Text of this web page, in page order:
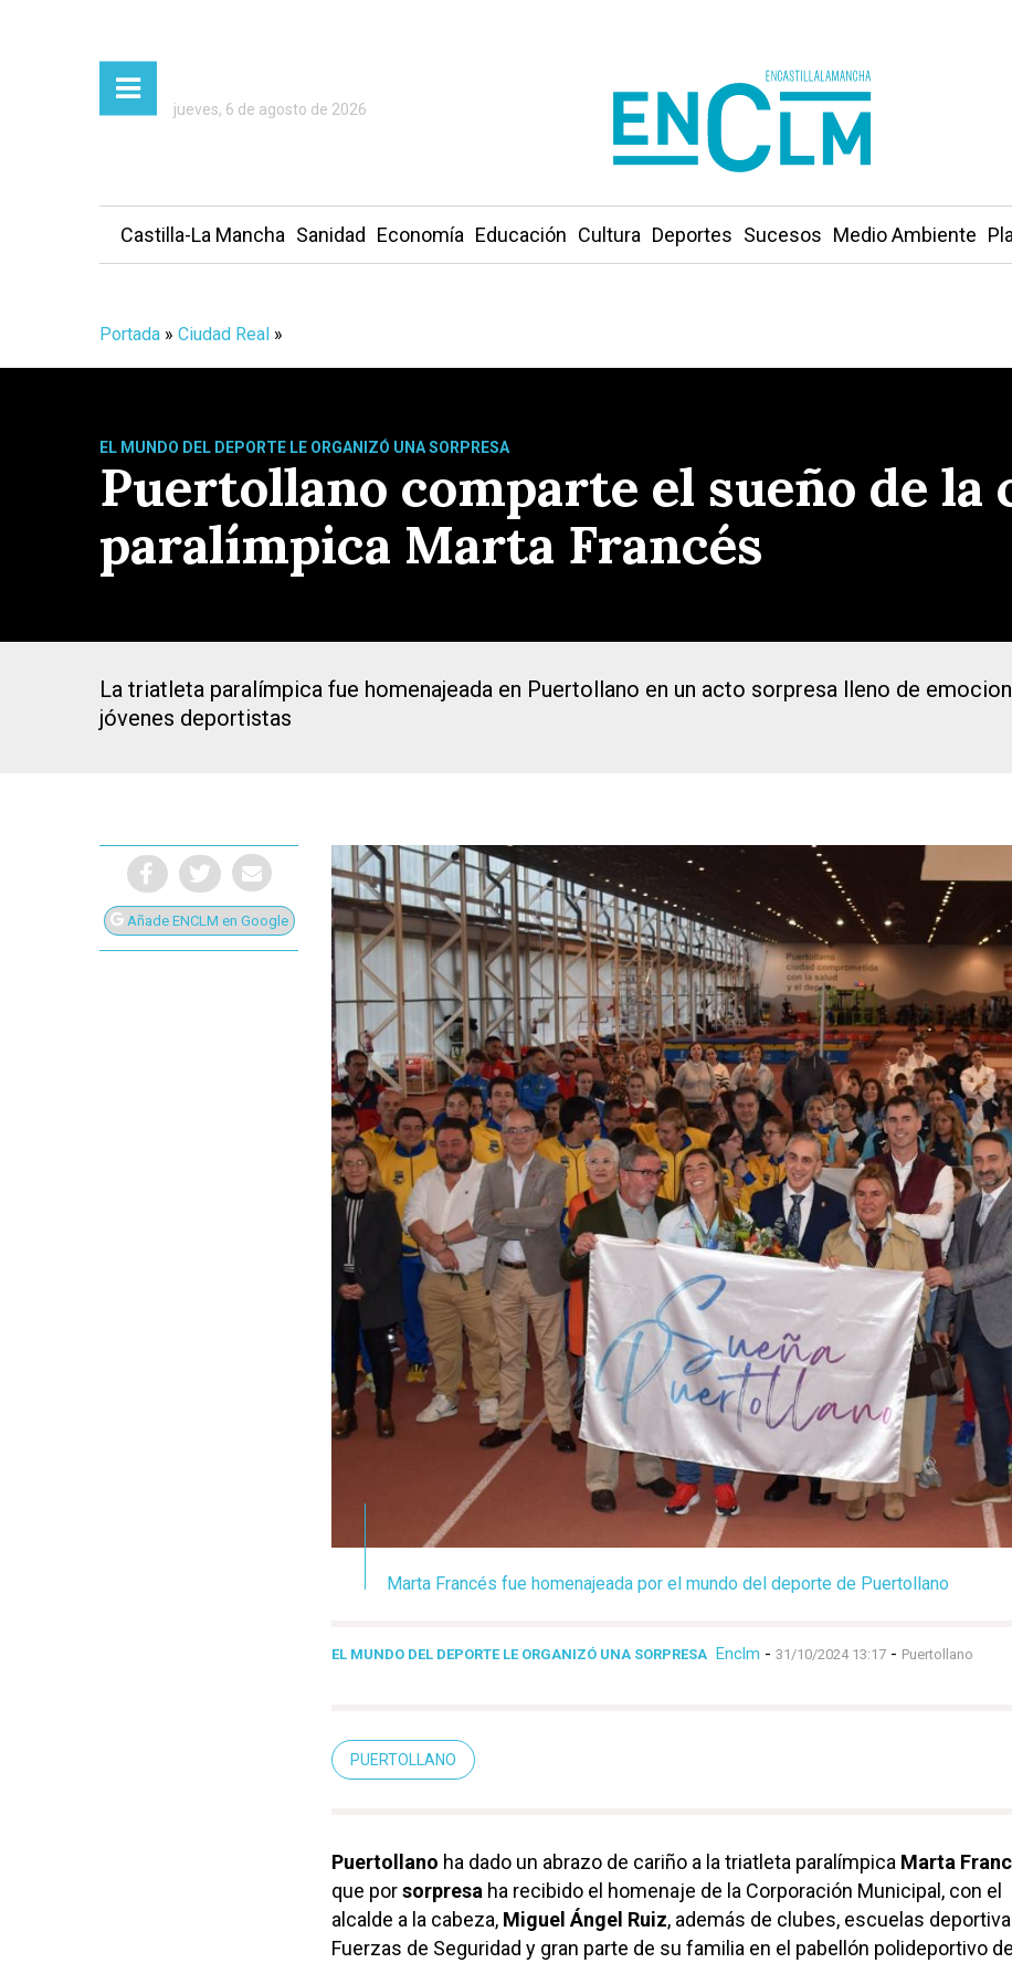
Presiona Intro para buscar o ESC para cerrar
jueves, 6 de agosto de 2026
Castilla-La Mancha Sanidad Economía Educación Cultura Deportes Sucesos Medio Ambiente
Portada » Ciudad Real »
EL MUNDO DEL DEPORTE LE ORGANIZÓ UNA SORPRESA
Puertollano comparte el sueño de la
paralímpica Marta Francés
La triatleta paralímpica fue homenajeada en Puertollano en un acto sorpresa lleno de
jóvenes deportistas
Añade ENCLM en Google
Marta Francés fue homenajeada por el mundo del deporte de Puertollano
EL MUNDO DEL DEPORTE LE ORGANIZÓ UNA SORPRESA Enclm - 31/10/2024 13:17 - Puertollano
PUERTOLLANO
Puertollano ha dado un abrazo de cariño a la triatleta paralímpica Marta
que porsorpresa ha recibido el homenaje de la Corporación Municipal, con el
alcalde a la cabeza, Miguel Ángel Ruiz, además de clubes, escuelas
Fuerzas de Seguridad y gran parte de su familia en el pabellón polideportivo